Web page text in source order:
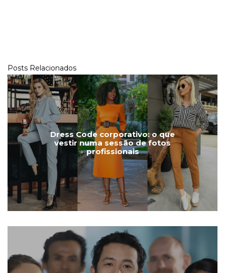
Posts Relacionados
Dress Code corporativo: o que
vestir numa sessão de fotos
profissionais